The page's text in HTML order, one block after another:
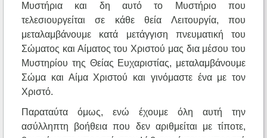
Μυστήρια και δη αυτό το Μυστήριο που
τελεσιουργείται σε κάθε θεία Λειτουργία, που
μεταλαμβάνουμε κατά μετάγγιση πνευματική του
Σώματος και Αίματος του Χριστού μας δια μέσου του
Μυστηρίου της Θείας Ευχαριστίας, μεταλαμβάνουμε
Σώμα και Αίμα Χριστού και γινόμαστε ένα με τον
Χριστό.
Παραταύτα όμως, ενώ έχουμε όλη αυτή την
ασύλληπτη βοήθεια που δεν αριθμείται με τίποτε,